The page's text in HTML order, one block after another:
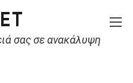
σας σε ανακάλυψη